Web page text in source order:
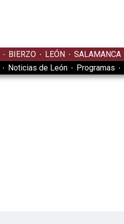
BIERZO LEÓN SALAMANCA
Noticias de León Programas